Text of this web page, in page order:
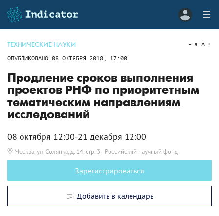
ТЕХНИЧЕСКИЕ НАУКИ
ОПУБЛИКОВАНО 08 ОКТЯБРЯ 2018, 17:00
a A
Продление сроков выполнения
проектов РНФ по приоритетным
тематическим направлениям
исследований
08 октября 12:00-21 декабря 12:00
Москва, ул. Солянка, д. 14, стр. 3 - Российский научный фонд
Зарегистрироваться
Добавить в календарь